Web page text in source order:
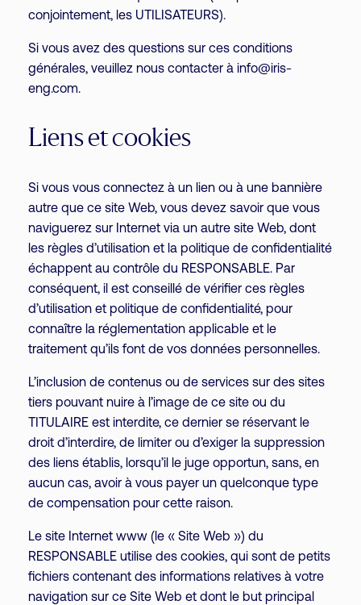
conjointement, les UTILISATEURS).
Si vous avez des questions sur ces conditions
générales, veuillez nous contacter à info@iris-
eng.com.
Liens et cookies
Si vous vous connectez à un lien ou à une bannière
autre que ce site Web, vous devez savoir que vous
naviguerez sur Internet via un autre site Web, dont
les règles d’utilisation et la politique de confidentialité
échappent au contrôle du RESPONSABLE. Par
conséquent, il est conseillé de vérifier ces règles
d’utilisation et politique de confidentialité, pour
connaître la réglementation applicable et le
traitement qu’ils font de vos données personnelles.
L’inclusion de contenus ou de services sur des sites
tiers pouvant nuire à l’image de ce site ou du
TITULAIRE est interdite, ce dernier se réservant le
droit d’interdire, de limiter ou d’exiger la suppression
des liens établis, lorsqu’il le juge opportun, sans, en
aucun cas, avoir à vous payer un quelconque type
de compensation pour cette raison.
Le site Internet www (le « Site Web ») du
RESPONSABLE utilise des cookies, qui sont de petits
fichiers contenant des informations relatives à votre
navigation sur ce Site Web et dont le but principal